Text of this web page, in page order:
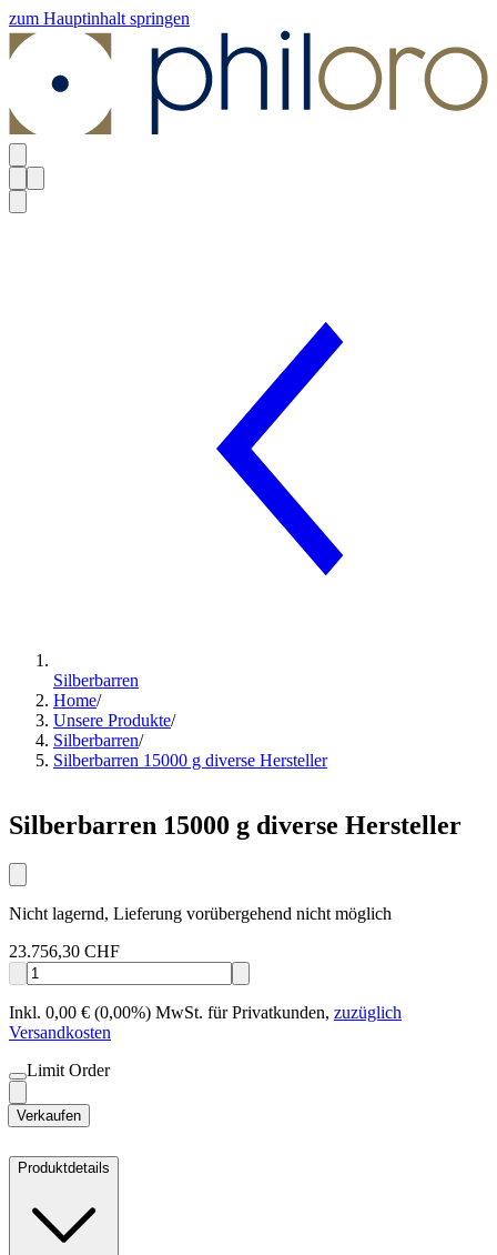
zum Hauptinhalt springen
Silberbarren
Home/
Unsere Produkte/
Silberbarren/
Silberbarren 15000 g diverse Hersteller
Silberbarren 15000 g diverse Hersteller
Nicht lagernd, Lieferung vorübergehend nicht möglich
23.756,30 CHF
Inkl. 0,00 € (0,00%) MwSt. für Privatkunden, zuzüglich
Versandkosten
Limit Order
Verkaufen
Produktdetails